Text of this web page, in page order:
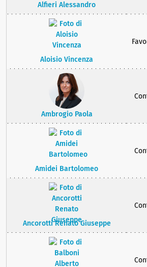
Alfieri Alessandro
Aloisio Vincenza
Ambrogio Paola
Amidei Bartolomeo
Ancorotti Renato Giuseppe